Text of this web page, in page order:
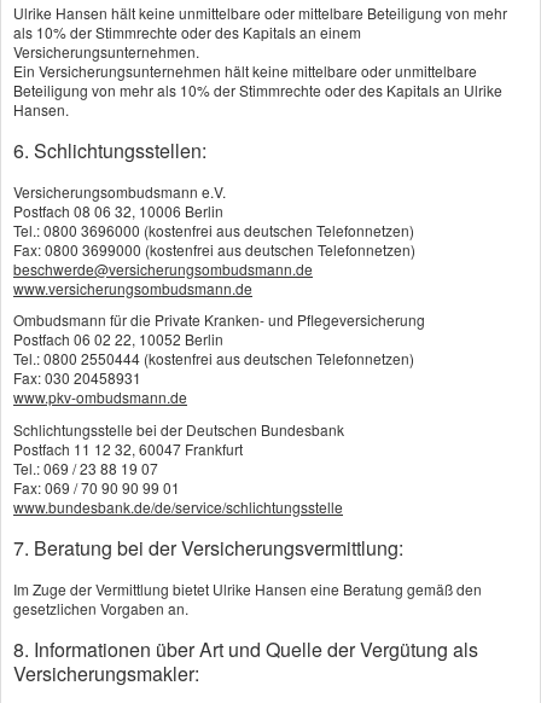
Vertragslaufzeit, erhalten die im Vertrag
Begünstigten eine vereinbarte
Todesfallsumme.
Vermögensaufbau
Kapital angespart, das am Ende der Laufzeit
ausgezahlt wird – inklusive Überschüsse.
Der größte Pluspunkt der KLV sind die
garantierten Leistungen (Verzinsung, Rente).
Sie sorgen für eine feste, vorhersehbare
Auszahlung und bieten damit
Planungssicherheit. Gerade für
sicherheitsorientierte Sparer ist das ein
wichtiges Argument.
Garantie kostet Rendite
Der Garantiezins liegt aktuell (2025) bei 1
Prozent für Neuverträge. Wer die Sicherheit
einer 100-Prozent-Beitragsgarantie will,
Ergebnis: Viele klassische
kaum noch eine spürbare Wertsteigerung, die
Ulrike Hansen hält keine unmittelbare oder mittelbare Beteiligung von mehr
als 10% der Stimmrechte oder des Kapitals an einem
Versicherungsunternehmen.
Ein Versicherungsunternehmen hält keine mittelbare oder unmittelbare
Beteiligung von mehr als 10% der Stimmrechte oder des Kapitals an Ulrike
Hansen.
6. Schlichtungsstellen:
Versicherungsombudsmann e.V.
Postfach 08 06 32, 10006 Berlin
Tel.: 0800 3696000 (kostenfrei aus deutschen Telefonnetzen)
Fax: 0800 3699000 (kostenfrei aus deutschen Telefonnetzen)
beschwerde@versicherungsombudsmann.de
www.versicherungsombudsmann.de
Ombudsmann für die Private Kranken- und Pflegeversicherung
Postfach 06 02 22, 10052 Berlin
Tel.: 0800 2550444 (kostenfrei aus deutschen Telefonnetzen)
Fax: 030 20458931
www.pkv-ombudsmann.de
Schlichtungsstelle bei der Deutschen Bundesbank
Postfach 11 12 32, 60047 Frankfurt
Tel.: 069 / 23 88 19 07
Fax: 069 / 70 90 90 99 01
www.bundesbank.de/de/service/schlichtungsstelle
7. Beratung bei der Versicherungsvermittlung:
Im Zuge der Vermittlung bietet Ulrike Hansen eine Beratung gemäß den
gesetzlichen Vorgaben an.
8. Informationen über Art und Quelle der Vergütung als
Versicherungsmakler: